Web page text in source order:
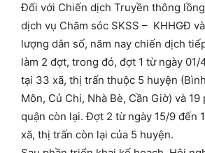
Đối với Chiến dịch Truyền thông
dịch vụ Chăm sóc SKSS – KHHGĐ
lượng dân số, năm nay chiến dịch
làm 2 đợt, trong đó, đợt 1 từ ngày
tại 33 xã, thị trấn thuộc 5 huyện
Môn, Củ Chi, Nhà Bè, Cần Giờ) và 19
quận còn lại. Đợt 2 từ ngày 15/9 đến
xã, thị trấn còn lại của 5 huyện.